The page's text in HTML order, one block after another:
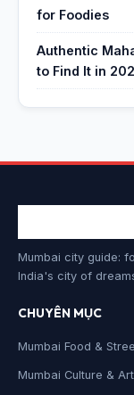
for Foodies
Authentic
to Find It in
Mumbai city guide:
India's city of
CHUYÊN MỤC
Mumbai Food &
Mumbai Culture &